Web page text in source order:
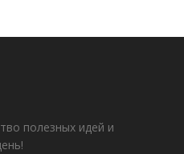
полезных идей и